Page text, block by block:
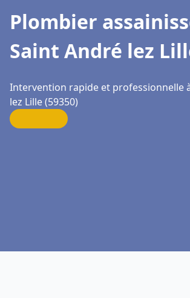
Plombier
Saint André lez
Intervention rapide et professionnelle
lez Lille (59350)